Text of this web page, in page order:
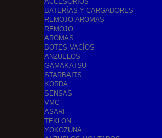
BATERÍAS Y CARGADORES
REMOJO-AROMAS
REMOJO
AROMAS
BOTES VACÍOS
ANZUELOS
GAMAKATSU
STARBAITS
KORDA
SENSAS
VMC
ASARI
TEKLON
YOKOZUNA